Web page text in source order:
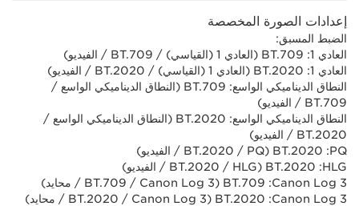
إعدادات الصورة المخصصة
الضبط المسبق:
العادي 1: BT.709 (العادي 1 (القياسي) / BT.709 / الفيديو)
العادي 1: BT.2020 (العادي 1 (القياسي) / BT.2020 / الفيديو)
النطاق الديناميكي الواسع: BT.709 (النطاق الديناميكي الواسع /
BT.709 /‏ الفيديو)
النطاق الديناميكي الواسع: BT.2020 (النطاق الديناميكي الواسع /
BT.2020 /‏ الفيديو)
PQ‏: BT.2020 (PQ‏ / BT.2020 / الفيديو)
HLG:‏ BT.2020 ‏(HLG /‏ BT.2020 / ‏الفيديو)
Canon Log 3:‏ BT.709 ‏(Canon Log 3‏ / BT.709 / محايد)
Canon Log 3:‏ BT.2020 ‏(Canon Log 3‏ / BT.2020 / محايد)